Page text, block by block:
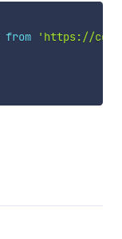
from
'https://